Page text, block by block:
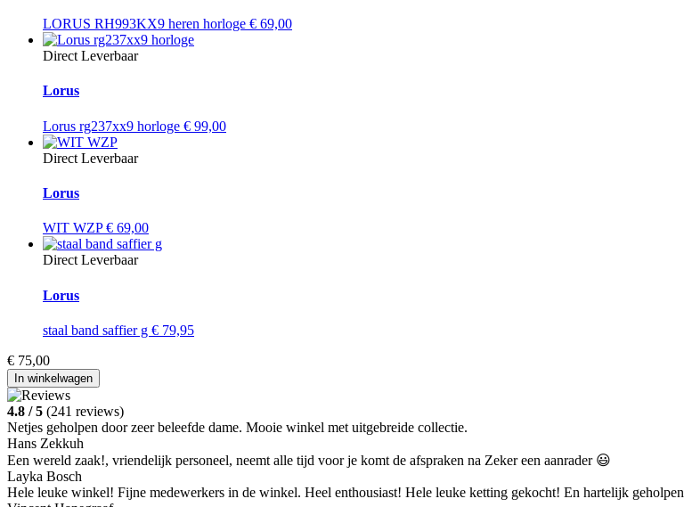
LORUS RH993KX9 heren horloge € 69,00
Direct Leverbaar
Lorus
Lorus rg237xx9 horloge € 99,00
Direct Leverbaar
Lorus
WIT WZP€ 69,00
Direct Leverbaar
Lorus
staal band saffier g € 79,95
€ 75,00
In winkelwagen
4.8 / 5 (241 reviews)
Netjes geholpen door zeer beleefde dame. Mooie winkel met uitgebreide collectie.
Hans Zekkuh
Een wereld zaak!, vriendelijk personeel, neemt alle tijd voor je komt de afspraken na Zeker een aanrader 😃
Layka Bosch
Hele leuke winkel! Fijne medewerkers in de winkel. Heel enthousiast! Hele leuke ketting gekocht! En hartelijk geholpen